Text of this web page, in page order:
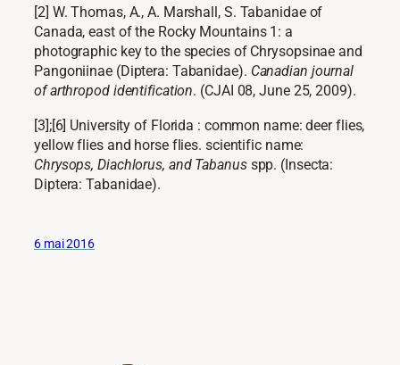
[2] W. Thomas, A., A. Marshall, S. Tabanidae of
Canada, east of the Rocky Mountains 1: a
photographic key to the species of Chrysopsinae and
Pangoniinae (Diptera: Tabanidae). Canadian journal
of arthropod identification. (CJAI 08, June 25, 2009).
[3];[6] University of Florida : common name: deer flies,
yellow flies and horse flies. scientific name:
Chrysops, Diachlorus, and Tabanusspp. (Insecta:
Diptera: Tabanidae).
6 mai 2016